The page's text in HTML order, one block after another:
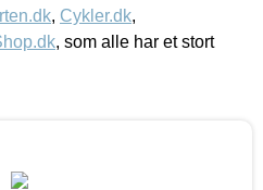
, Cykler.dk,
, som alle har et stort